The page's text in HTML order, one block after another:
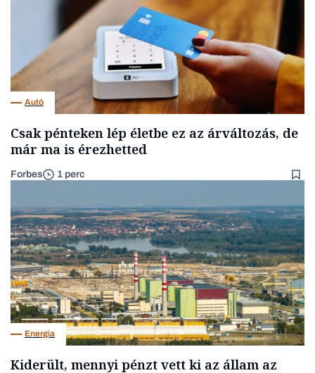
Autó
Csak pénteken lép életbe ez az árváltozás, de
már ma is érezhetted
Forbes 1 perc
Energia
Kiderült, mennyi pénzt vett ki az állam az